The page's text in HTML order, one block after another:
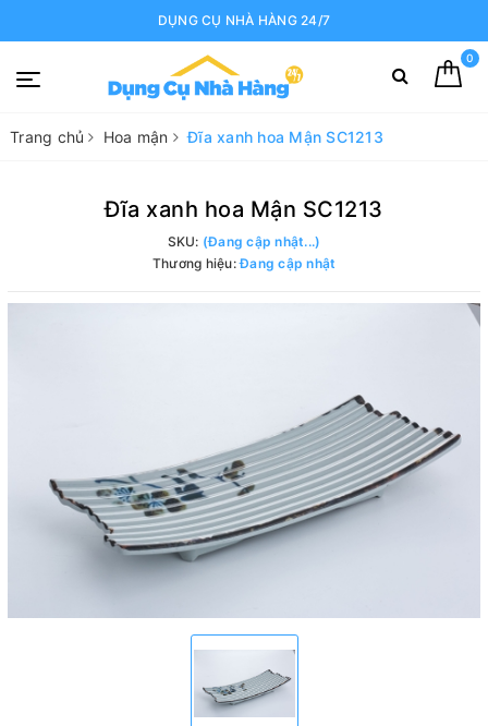
DỤNG CỤ NHÀ HÀNG 24/7
0
Trang chủ Hoa mận Đĩa xanh hoa Mận SC1213
Đĩa xanh hoa Mận SC1213
SKU: (Đang cập nhật...)
Thương hiệu:Đang cập nhật